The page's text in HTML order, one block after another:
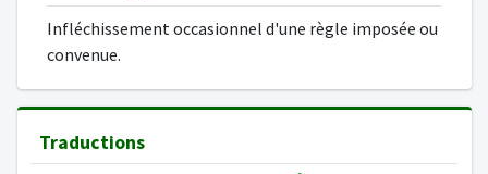
Infléchissement occasionnel d'une règle imposée ou
convenue.
Traductions